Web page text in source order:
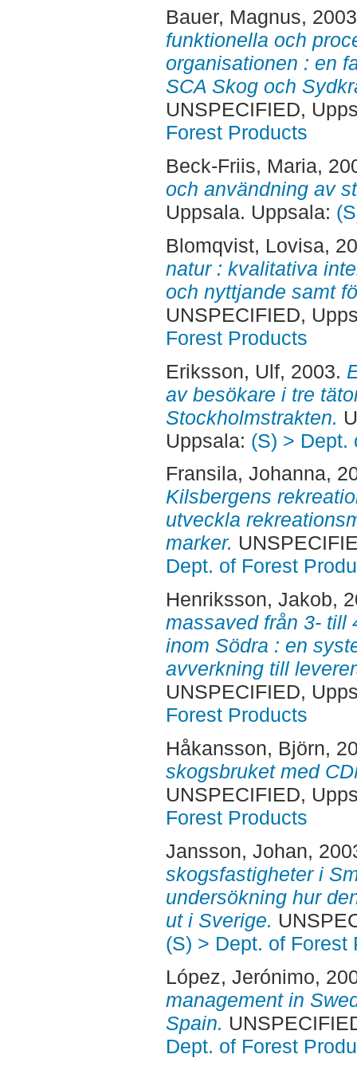
Bauer, Magnus,
funktionella och
organisationen : en
SCA Skog och
UNSPECIFIED,
Forest Products
Beck-Friis, Maria,
och användning av
Uppsala. Uppsala:
Blomqvist, Lovisa,
natur : kvalitativa
och nyttjande samt
UNSPECIFIED,
Forest Products
Eriksson, Ulf, 2003.
av besökare i tre
Stockholmstrakten.
Uppsala: (S) > Dept.
Fransila, Johanna,
Kilsbergens
utveckla
marker.
Dept. of Forest
Henriksson, Jakob,
massaved från 3- till
inom Södra : en
avverkning till
UNSPECIFIED,
Forest Products
Håkansson, Björn,
skogsbruket med
UNSPECIFIED,
Forest Products
Jansson, Johan,
skogsfastigheter i
undersökning hur
ut i Sverige.
(S) > Dept. of Forest
López, Jerónimo,
management in
Spain.
Dept. of Forest